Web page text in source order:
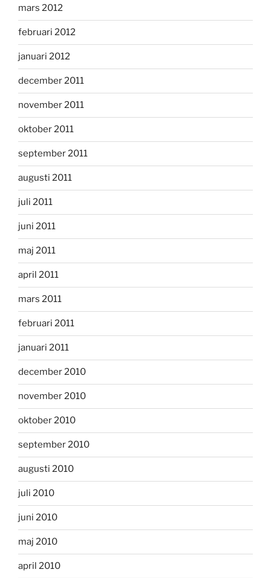
mars 2012
februari 2012
januari 2012
december 2011
november 2011
oktober 2011
september 2011
augusti 2011
juli 2011
juni 2011
maj 2011
april 2011
mars 2011
februari 2011
januari 2011
december 2010
november 2010
oktober 2010
september 2010
augusti 2010
juli 2010
juni 2010
maj 2010
april 2010